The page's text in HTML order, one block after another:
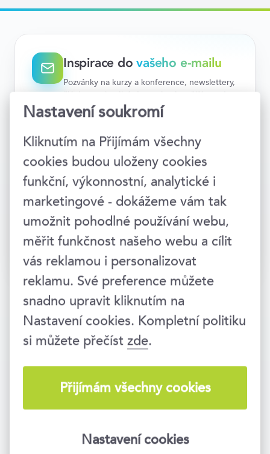
Inspirace dovašeho e-mailu
Pozvánky na kurzy a konference, newslettery,
články na aktuální témata i nejnovější trendy.
Teď už vám nic neunikne.
Přihlásit →
Vzděláváme lidi i firmy už 25 let. Jsme
Group.
Zavolejte nám
Po–Pá 8:30–17:00
Národní 416/37, Praha 1
Nastavení soukromí
Kliknutím na Přijímám všechny
cookies budou uloženy cookies
funkční, výkonnostní, analytické i
marketingové - dokážeme vám tak
umožnit pohodlné používání webu,
měřit funkčnost našeho webu a cílit
vás reklamou i personalizovat
reklamu. Své preference můžete
snadno upravit kliknutím na
Nastavení cookies. Kompletní politiku
si můžete přečístzde.
Přijímám všechny cookies
Nastavení cookies